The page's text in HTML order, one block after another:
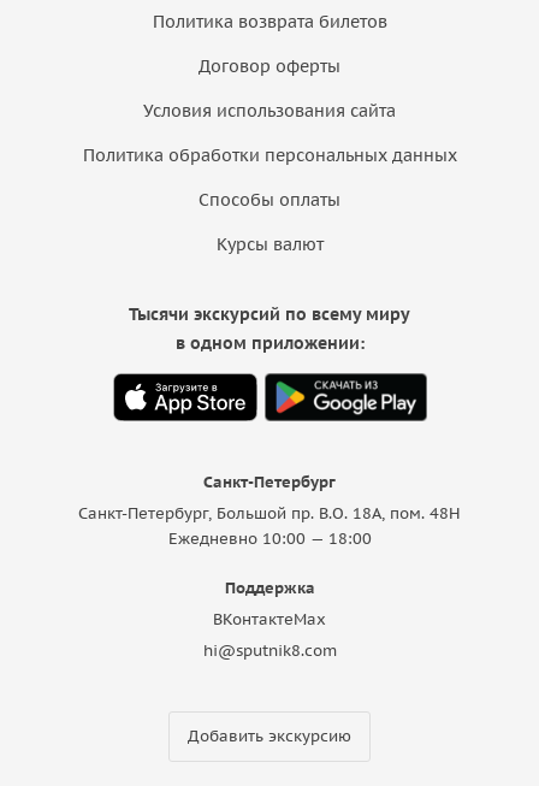
Политика возврата билетов
Договор оферты
Условия использования сайта
Политика обработки персональных данных
Способы оплаты
Курсы валют
Санкт-Петербург
Санкт-Петербург, Большой пр. В.О. 18A, пом. 48Н
Ежедневно 10:00 — 18:00
Поддержка
ВКонтактеMax
hi@sputnik8.com
Добавить экскурсию
Тысячи экскурсий по всему миру
в одном приложении: